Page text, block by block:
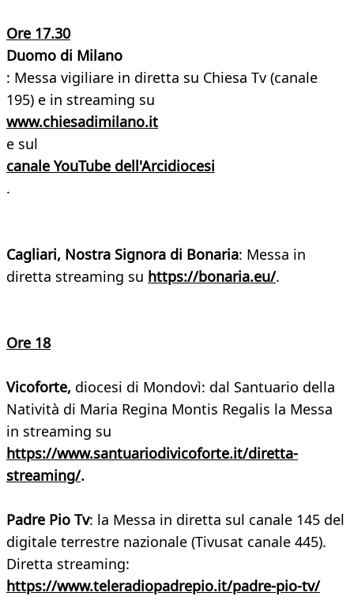
Ore 17.30
Duomo di Milano
: Messa vigiliare in diretta su Chiesa Tv (canale
195) e in streaming su
www.chiesadimilano.it
e sul
canale YouTube dell'Arcidiocesi
.
Cagliari, Nostra Signora di Bonaria: Messa in
diretta streaming su https://bonaria.eu/.
Ore 18
Vicoforte, diocesi di Mondovì: dal Santuario della
Natività di Maria Regina Montis Regalis la Messa
in streaming su
https://www.santuariodivicoforte.it/diretta-
streaming/.
Padre Pio Tv: la Messa in diretta sul canale 145 del
digitale terrestre nazionale (Tivusat canale 445).
Diretta streaming:
https://www.teleradiopadrepio.it/padre-pio-tv/